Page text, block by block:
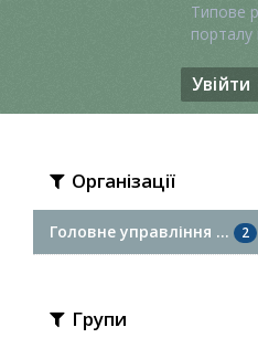
Типове
порталу
Увійти
Організації
Головне управління ... 2
Групи